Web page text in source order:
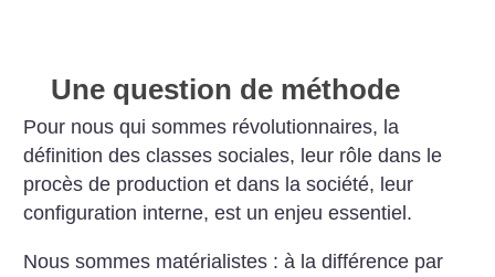
Une question de méthode
Pour nous qui sommes révolutionnaires, la
définition des classes sociales, leur rôle dans le
procès de production et dans la société, leur
configuration interne, est un enjeu essentiel.
Nous sommes matérialistes : à la différence par